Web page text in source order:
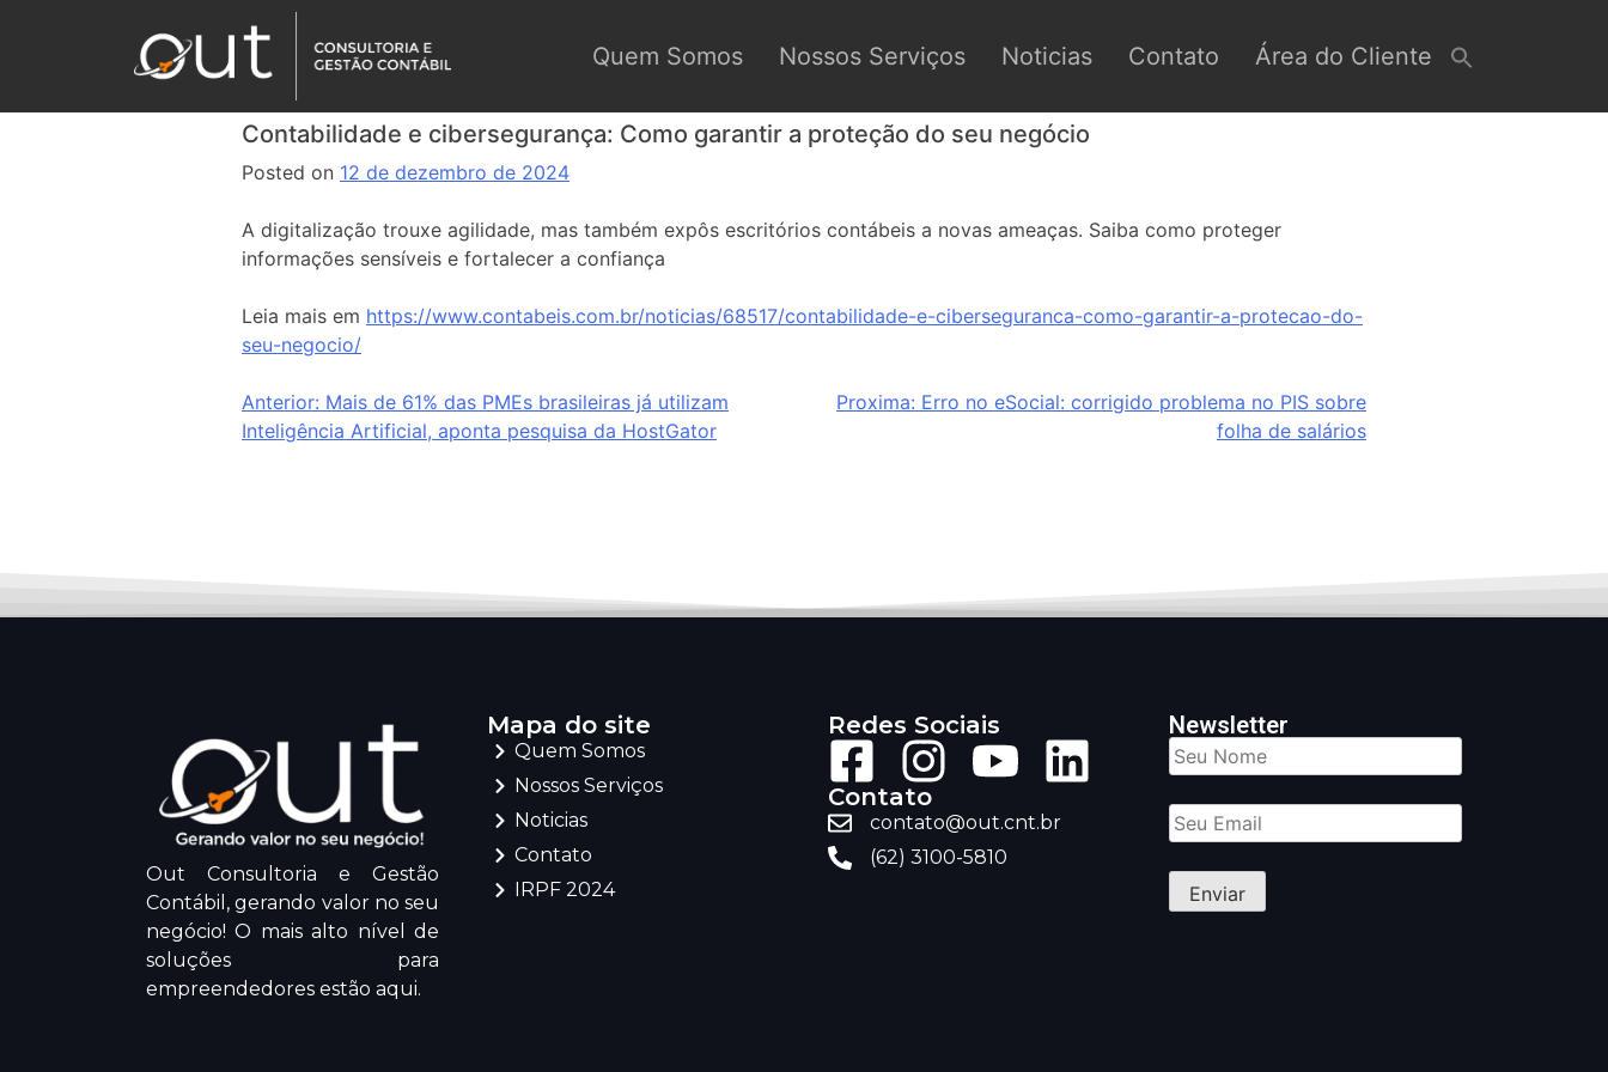
Quem Somos Nossos Serviços Noticias Contato Área do Cliente
Contabilidade e cibersegurança: Como garantir a proteção do seu negócio
Posted on 12 de dezembro de 2024
A digitalização trouxe agilidade, mas também expôs escritórios contábeis a novas ameaças. Saiba como proteger
informações sensíveis e fortalecer a confiança
Leia mais em https://www.contabeis.com.br/noticias/68517/contabilidade-e-ciberseguranca-como-garantir-a-protecao-do-
seu-negocio/
Anterior: Mais de 61% das PMEs brasileiras já utilizam
Inteligência Artificial, aponta pesquisa da HostGator
Proxima: Erro no eSocial: corrigido problema no PIS sobre
folha de salários
Out Consultoria e Gestão
Contábil, gerando valor no seu
negócio! O mais alto nível de
soluções para
empreendedores estão aqui.
Mapa do site
Quem Somos
Nossos Serviços
Noticias
Contato
IRPF 2024
Redes Sociais
Contato
contato@out.cnt.br
(62) 3100-5810
Newsletter